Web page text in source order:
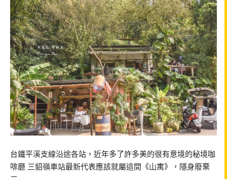
台鐵平溪支線沿途各站，近年多了許多美的很有意境的秘境咖
啡廳 三貂嶺車站最新代表應該就屬這間《山寓》，隱身廢棄